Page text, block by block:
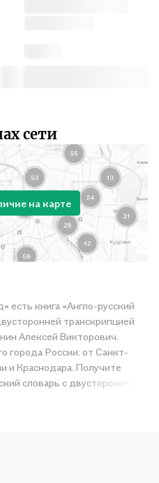
сети
на карте
есть книга «Англо-русский
транскрипцией
Алексей Викторович.
города России: от Санкт-
и Краснодара. Получите
словарь с двусторонней
нами, чтобы не упустить